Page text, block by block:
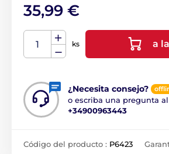
35,99 €
ks a
¿Necesita consejo?
o escriba una pregunta
+34900963443
Código del producto : P6423